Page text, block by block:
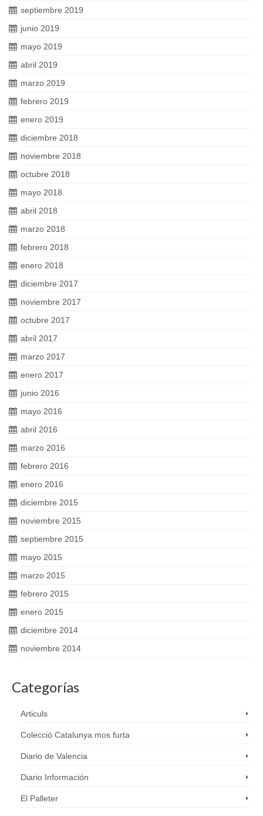
septiembre 2019
junio 2019
mayo 2019
abril 2019
marzo 2019
febrero 2019
enero 2019
diciembre 2018
noviembre 2018
octubre 2018
mayo 2018
abril 2018
marzo 2018
febrero 2018
enero 2018
diciembre 2017
noviembre 2017
octubre 2017
abril 2017
marzo 2017
enero 2017
junio 2016
mayo 2016
abril 2016
marzo 2016
febrero 2016
enero 2016
diciembre 2015
noviembre 2015
septiembre 2015
mayo 2015
marzo 2015
febrero 2015
enero 2015
diciembre 2014
noviembre 2014
Categorías
Articuls
Colecció Catalunya mos furta
Diario de Valencia
Diario Información
El Palleter